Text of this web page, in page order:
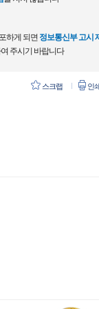
하게 되면 정보통신부 고시
주시기 바랍니다
스크랩 인